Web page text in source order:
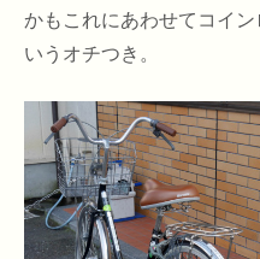
かもこれにあわせてコイ
いうオチつき。